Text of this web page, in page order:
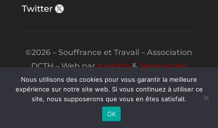
Twitter
©2026 – Souffrance et Travail – Association
DCTH – Web parKarlotta&Steve in the
Night
Nous utilisons des cookies pour vous garantir la meilleure
expérience sur notre site web. Si vous continuez à utiliser ce
site, nous supposerons que vous en êtes satisfait.
OK